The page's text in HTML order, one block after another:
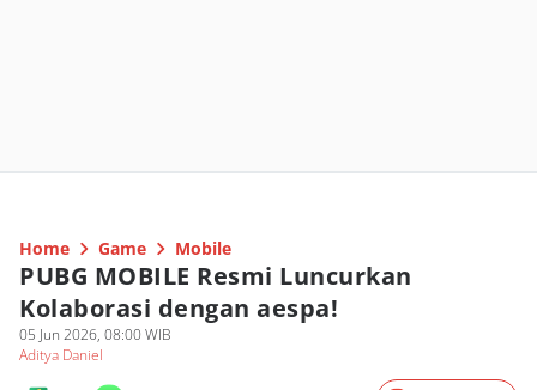
Home Game Mobile
PUBG MOBILE Resmi Luncurkan
Kolaborasi dengan aespa!
05 Jun 2026, 08:00 WIB
Aditya Daniel